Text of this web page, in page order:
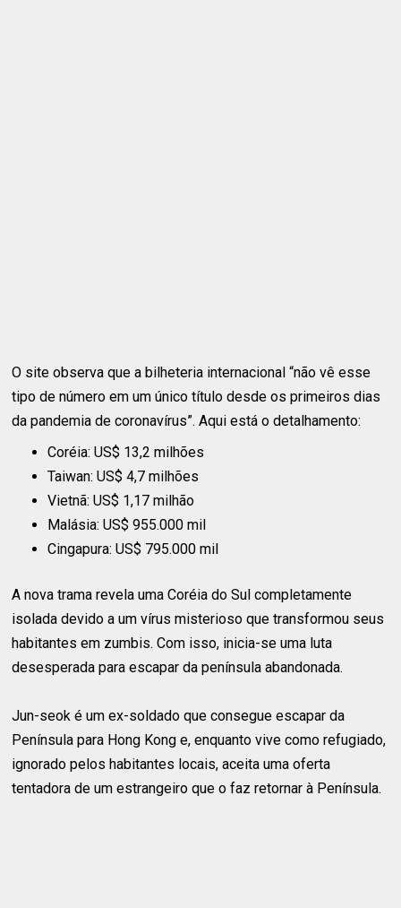
O site observa que a bilheteria internacional “não vê esse
tipo de número em um único título desde os primeiros dias
da pandemia de coronavírus”. Aqui está o detalhamento:
Coréia: US$ 13,2 milhões
Taiwan: US$ 4,7 milhões
Vietnã: US$ 1,17 milhão
Malásia: US$ 955.000 mil
Cingapura: US$ 795.000 mil
A nova trama revela uma Coréia do Sul completamente
isolada devido a um vírus misterioso que transformou seus
habitantes em zumbis. Com isso, inicia-se uma luta
desesperada para escapar da península abandonada.
Jun-seok é um ex-soldado que consegue escapar da
Península para Hong Kong e, enquanto vive como refugiado,
ignorado pelos habitantes locais, aceita uma oferta
tentadora de um estrangeiro que o faz retornar à Península.